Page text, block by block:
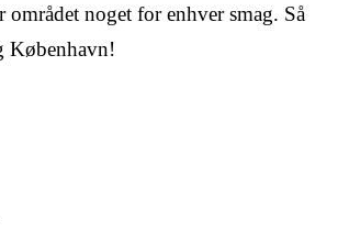
noget for enhver smag. Så
København!